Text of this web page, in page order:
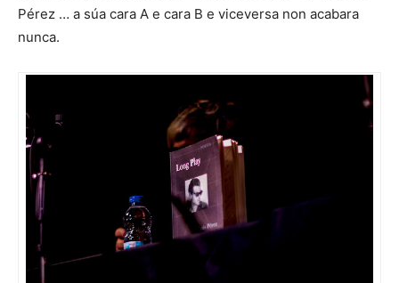
Pérez … a súa cara A e cara B e viceversa non acabara
nunca.